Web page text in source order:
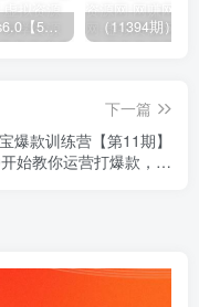
私域发售plus6.0【5月份线下课录音】/全域套装sop流程包，社群发售工具套装模型
下一篇
爆款训练营【第11期】
始教你运营打爆款，方